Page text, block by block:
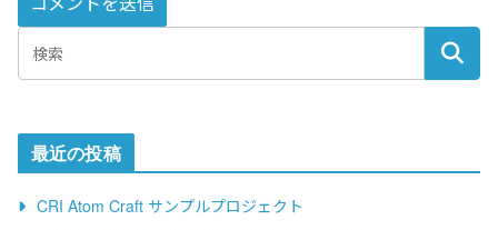
l
e
n
最近の投稿
CRI Atom Craft サンプルプロジェクト